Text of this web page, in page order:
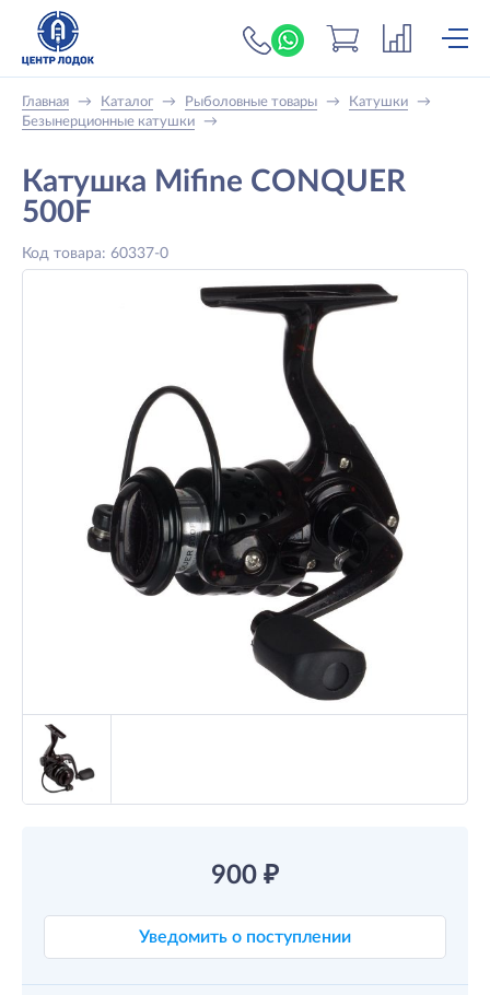
+7 (919) 698-56-
Главная → Каталог → Рыболовные товары → Катушки
→
Безынерционные катушки
→
Катушка Mifine CONQUER
500F
Код товара: 60337-0
900 ₽
Уведомить о поступлении